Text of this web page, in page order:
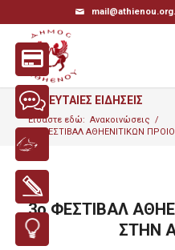
ΤΕΛΕΥΤΑΙΕΣ ΕΙΔΗΣΕΙΣ
Είσαστε εδώ: Ανακοινώσεις /
3ο ΦΕΣΤΙΒΑΛ ΑΘΗΕΝΙΤΙΚΩΝ
3ο ΦΕΣΤΙΒΑΛ
ΣΤΗΝ